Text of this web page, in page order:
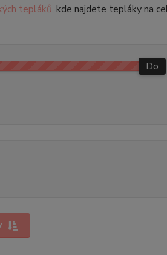
tepláků, kde najdete tepláky na
Do